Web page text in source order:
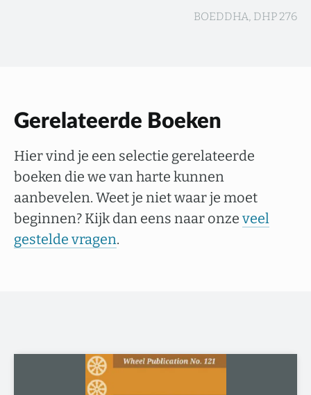
BOEDDHA, DHP 276
Gerelateerde Boeken
Hier vind je een selectie gerelateerde
boeken die we van harte kunnen
aanbevelen. Weet je niet waar je moet
beginnen? Kijk dan eens naar onze veel
gestelde vragen.